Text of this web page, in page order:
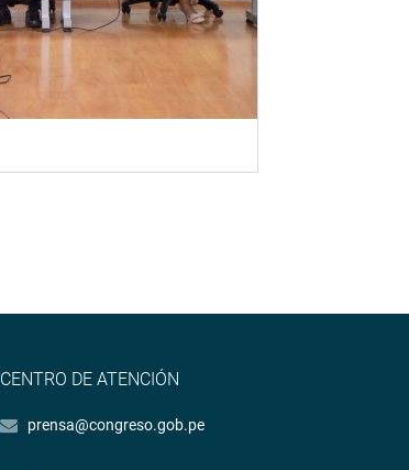
CENTRO DE ATENCIÓN
prensa@congreso.gob.pe